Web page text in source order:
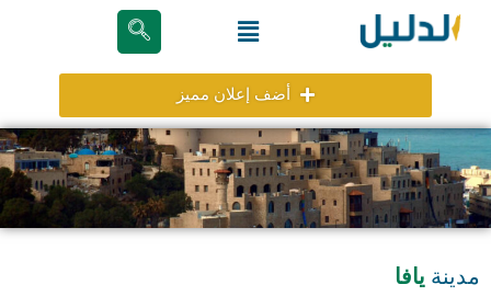
تخطي
Menu
أضف إعلان مميز
مدينة يافا